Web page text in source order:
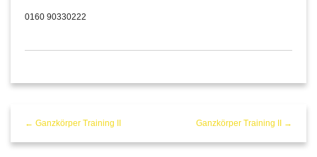
0160 90330222
← Ganzkörper Training II Ganzkörper Training II →